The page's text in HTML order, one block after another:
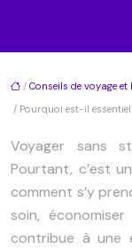
/ Conseils de voyage
/ Pourquoi est-il
Voyager sans
Pourtant, c’est
comment s’y
soin,
contribue à une